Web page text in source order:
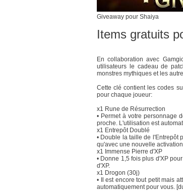
Giveaway pour Shaiya
Items gratuits
En collaboration avec
utilisateurs le cadeau de
monstres mythiques et les
Cette clé contient les codes
pour chaque joueur:
x1 Rune de Résurrection
• Permet à votre personnage
proche. L'utilisation est
x1 Entrepôt Doublé
• Double la taille de l'Entrepôt
qu'avec une nouvelle
x1 Immense Pierre d'XP
• Donne 1,5 fois plus d'XP
d'XP.
x1 Drogon (30j)
• Il est encore tout petit mais
automatiquement pour vous.